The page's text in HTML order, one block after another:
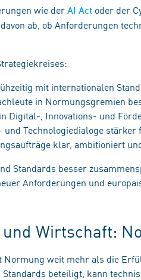
wie der AI Act oder der
ab, ob Anforderungen
mit internationalen
in Normungsgremien
Digital-, Innovations- und
und Technologiedialoge stärker
klar, ambitioniert
Standards besser
Anforderungen und
Wirtschaft:
Normung weit mehr als die
beteiligt, kann